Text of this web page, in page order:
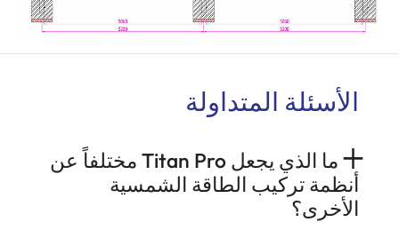
الأسئلة المتداولة
ما الذي يجعل Titan Pro مختلفاً عن
أنظمة تركيب الطاقة الشمسية
الأخرى؟